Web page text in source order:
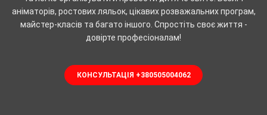
аніматорів, ростових ляльок, цікавих розважальних програм,
майстер-класів та багато іншого. Спростіть своє життя -
довірте професіоналам!
КОНСУЛЬТАЦІЯ +380505004062